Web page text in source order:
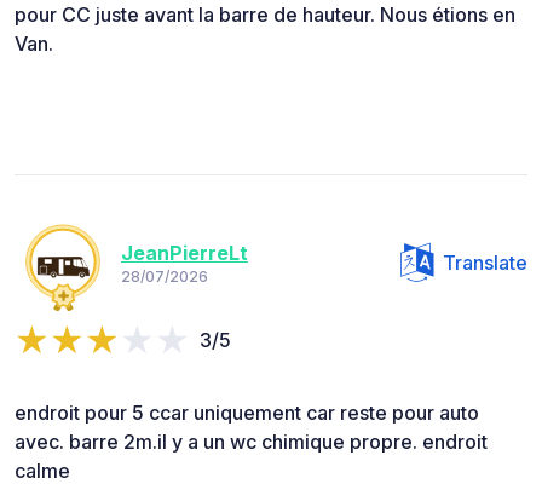
pour CC juste avant la barre de hauteur. Nous étions en
Van.
JeanPierreLt
28/07/2026
Translate
3/5
endroit pour 5 ccar uniquement car reste pour auto
avec. barre 2m.il y a un wc chimique propre. endroit
calme